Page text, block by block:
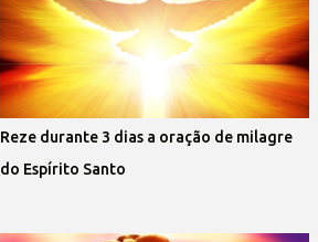
Reze durante 3 dias a oração de milagre
do Espírito Santo